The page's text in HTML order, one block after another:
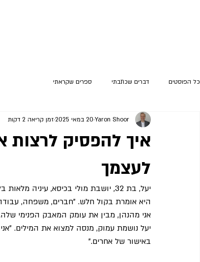
כל הפוסטים דברים שכתבתי ספרים שקראתי
איך להפסיק לרצות
לעצמך
Yaron Shoor 20 במאי 2025 זמן קריאה 2 דקות
יעל, בת 32, יושבת מולי בכיסא, עיניה
היא אומרת בקול חלש. "חברים, משפחה,
אני מהנהן, מבין את עומק המאבק הפנימי
יעל נושמת עמוק, מנסה למצוא את המילים.
באישור של אחרים."